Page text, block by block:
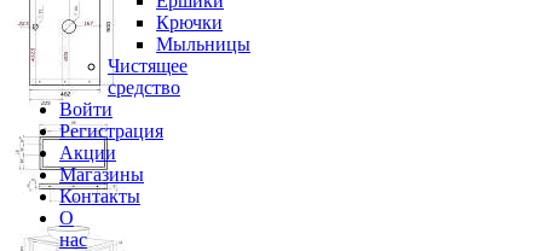
Крючки
Мыльницы
Чистящее
средство
Войти
Регистрация
Акции
Магазины
Контакты
О
нас